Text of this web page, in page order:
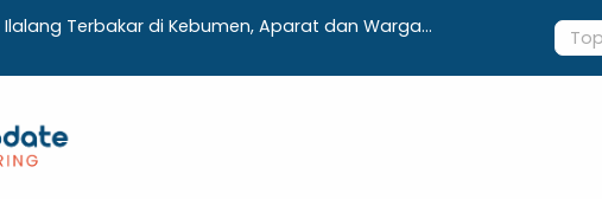
Inovasi SIJALAK, Disdukcapil Kebumen Perkuat Jejaring Literasi